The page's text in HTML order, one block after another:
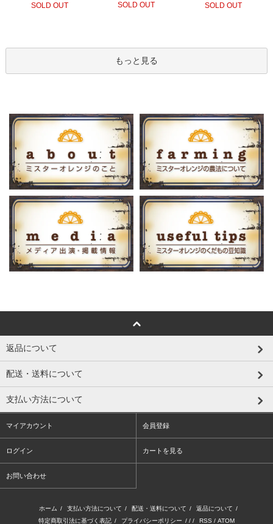
SOLD OUT
SOLD OUT
SOLD OUT
もっと見る
返品について
配送・送料について
支払い方法について
マイアカウント 会員登録
ログイン カートを見る
お問い合わせ
ホーム / 支払い方法について / 配送・送料について / 返品について /
特定商取引法に基づく表記 / プライバシーポリシー / / / RSS / ATOM